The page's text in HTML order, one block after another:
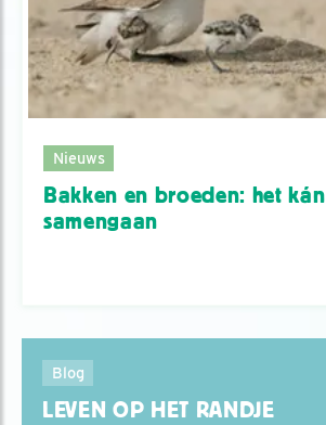
Nieuws
Bakken en broeden: het kán
samengaan
Blog
LEVEN OP HET RANDJE